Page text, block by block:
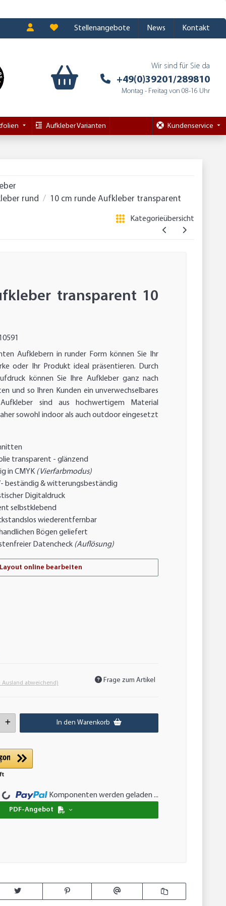
Stellenangebote News Kontakt
Wir sind für Sie da
+49(0)39201/289810
Montag - Freitag von 08-16 Uhr
Aufkleber Varianten Kundenservice
rund
10 cm runde Aufkleber transparent
Kategorieübersicht
transparent 10
Aufklebern in runder Form können Sie Ihr
oder Ihr Produkt ideal präsentieren. Durch
können Sie Ihre Aufkleber ganz nach
und so Ihren Kunden ein unverwechselbares
sind aus hochwertigem Material
sowohl indoor als auch outdoor eingesetzt
transparent - glänzend
in CMYK (Vierfarbmodus)
beständig & witterungsbeständig
Digitaldruck
selbstklebend
wiederentfernbar
Bögen geliefert
Datencheck (Auflösung)
Layout online bearbeiten
Ausland abweichend) Frage zum Artikel
In den Warenkorb
Komponenten werden geladen ...
PDF-Angebot